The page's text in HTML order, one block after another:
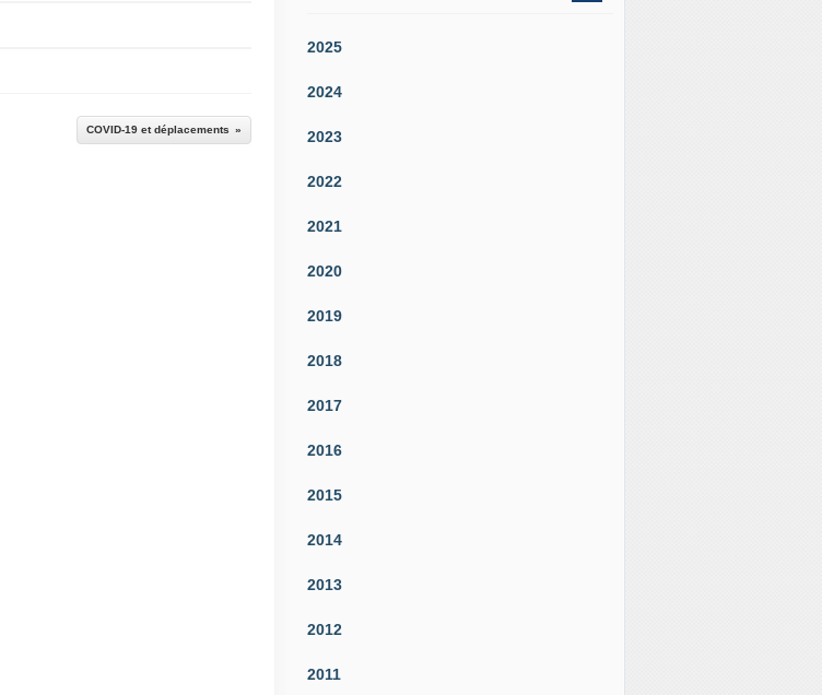
COVID-19 et déplacements
2025
2024
2023
2022
2021
2020
2019
2018
2017
2016
2015
2014
2013
2012
2011